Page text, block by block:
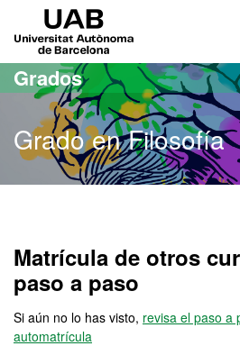
Acceso al contenido principal
Acceso a la navegación de la página
Grados
Grado en Filosofía
Matrícula de otros
paso a paso
Si aún no lo has visto, revisa el paso a
automatrícula